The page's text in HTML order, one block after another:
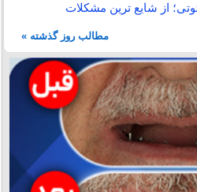
از شایع ترین مشکلات
مطالب روز گذشته »